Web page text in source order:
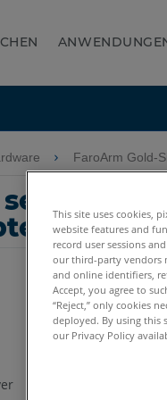
FaroArm Gold-
This site uses cookies,
website features and
record user sessions
our third-party vendors
and online identifiers,
Accept, you agree to
“Reject,” only cookies
deployed. By using this
our Privacy Policy